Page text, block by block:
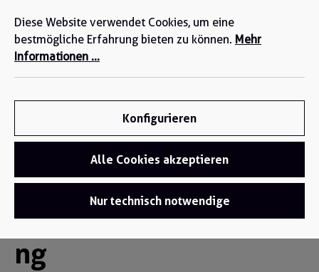
springen
Funktionsbekleidung / Flammschutzbekleidung
Flammschutzbekleidu
ng
Diese Website verwendet Cookies, um eine
bestmögliche Erfahrung bieten zu können. Mehr
Informationen ...
Konfigurieren
Alle Cookies akzeptieren
Nur technisch notwendige